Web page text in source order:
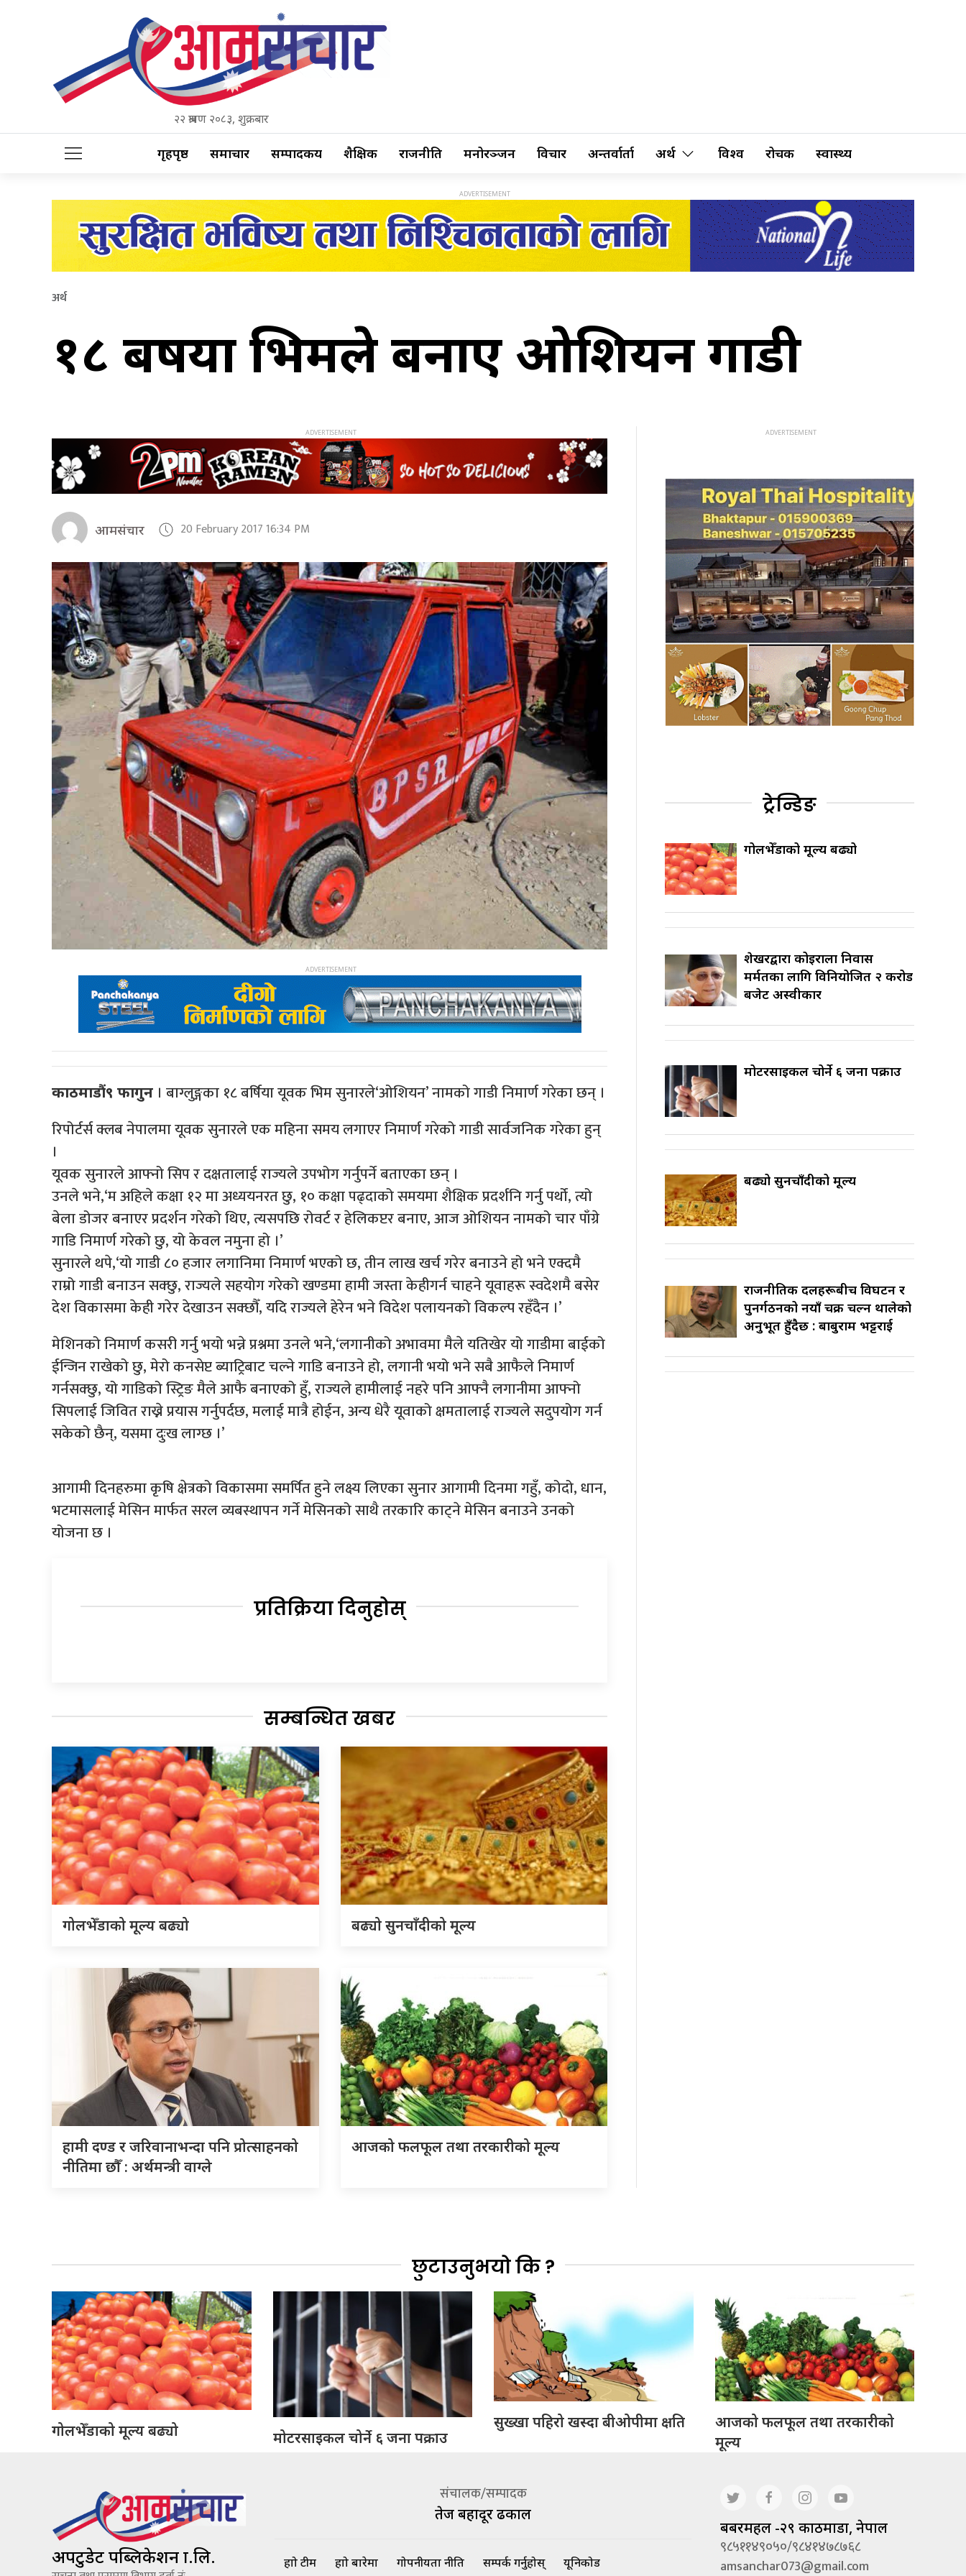
२२ श्रावण २०८३, शुक्रबार
गृहपृष्ठ समाचार सम्पादकीय शैक्षिक राजनीति मनोरञ्जन विचार अन्तर्वार्ता अर्थ विश्व रोचक स्वास्थ्य
अर्थ
१८ बर्षिया भिमले बनाए ओशियन गाडी
आमसंचार 20 February 2017 16:34 PM
काठमाडौं९ फागुन । बाग्लुङ्गका १८ बर्षिया यूवक भिम सुनारले‘ओशियन’ नामको गाडी निमार्ण गरेका छन् ।
रिपोर्टर्स क्लब नेपालमा यूवक सुनारले एक महिना समय लगाएर निमार्ण गरेको गाडी सार्वजनिक गरेका हुन्
।
यूवक सुनारले आफ्नो सिप र दक्षतालाई राज्यले उपभोग गर्नुपर्ने बताएका छन् ।
उनले भने,‘म अहिले कक्षा १२ मा अध्ययनरत छु, १० कक्षा पढ्दाको समयमा शैक्षिक प्रदर्शनि गर्नु पर्थो, त्यो
बेला डोजर बनाएर प्रदर्शन गरेको थिए, त्यसपछि रोवर्ट र हेलिकप्टर बनाए, आज ओशियन नामको चार पाँग्रे
गाडि निमार्ण गरेको छु, यो केवल नमुना हो ।’
सुनारले थपे,‘यो गाडी ८० हजार लगानिमा निमार्ण भएको छ, तीन लाख खर्च गरेर बनाउने हो भने एक्दमै
राम्रो गाडी बनाउन सक्छु, राज्यले सहयोग गरेको खण्डमा हामी जस्ता केहीगर्न चाहने यूवाहरू स्वदेशमै बसेर
देश विकासमा केही गरेर देखाउन सक्छौँ, यदि राज्यले हेरेन भने विदेश पलायनको विकल्प रहँदैन ।’
मेशिनको निमार्ण कसरी गर्नु भयो भन्ने प्रश्नमा उनले भने,‘लगानीको अभावमा मैले यतिखेर यो गाडीमा बाईको
ईन्जिन राखेको छु, मेरो कनसेप्ट ब्याट्रिबाट चल्ने गाडि बनाउने हो, लगानी भयो भने सबै आफैले निमार्ण
गर्नसक्छु, यो गाडिको स्ट्रिङ मैले आफै बनाएको हुँ, राज्यले हामीलाई नहरे पनि आफ्नै लगानीमा आफ्नो
सिपलाई जिवित राख्ने प्रयास गर्नुपर्दछ, मलाई मात्रै होईन, अन्य धेरै यूवाको क्षमतालाई राज्यले सदुपयोग गर्न
सकेको छैन्, यसमा दुःख लाग्छ ।’
आगामी दिनहरुमा कृषि क्षेत्रको विकासमा समर्पित हुने लक्ष्य लिएका सुनार आगामी दिनमा गहुँ, कोदो, धान,
भटमासलाई मेसिन मार्फत सरल व्यबस्थापन गर्ने मेसिनको साथै तरकारि काट्ने मेसिन बनाउने उनको
योजना छ ।
प्रतिक्रिया दिनुहोस्
सम्बन्धित खबर
गोलभेँडाको मूल्य बढ्यो बढ्यो सुनचाँदीको मूल्य
हामी दण्ड र जरिवानाभन्दा पनि प्रोत्साहनको
नीतिमा छौँ : अर्थमन्त्री वाग्ले
आजको फलफूल तथा तरकारीको मूल्य
ट्रेन्डिङ
गोलभेँडाको मूल्य बढ्यो
शेखरद्वारा कोइराला निवास
मर्मतका लागि विनियोजित २ करोड
बजेट अस्वीकार
मोटरसाइकल चोर्ने ६ जना पक्राउ
बढ्यो सुनचाँदीको मूल्य
राजनीतिक दलहरूबीच विघटन र
पुनर्गठनको नयाँ चक्र चल्न थालेको
अनुभूत हुँदैछ : बाबुराम भट्टराई
छुटाउनुभयो कि ?
गोलभेँडाको मूल्य बढ्यो मोटरसाइकल चोर्ने ६ जना पक्राउ
सुख्खा पहिरो खस्दा बीओपीमा क्षति
आजको फलफूल तथा तरकारीको
मूल्य
अपटुडेट पब्लिकेशन प्रा.लि.
संचालक/सम्पादक
तेज बहादूर ढकाल
हाम्रो टीम हाम्रो बारेमा गोपनीयता नीति सम्पर्क गर्नुहोस् यूनिकोड
बबरमहल -२९ काठमाडौं, नेपाल
९८५११४९०५०/९८४१४७८७६८
amsanchar073@gmail.com